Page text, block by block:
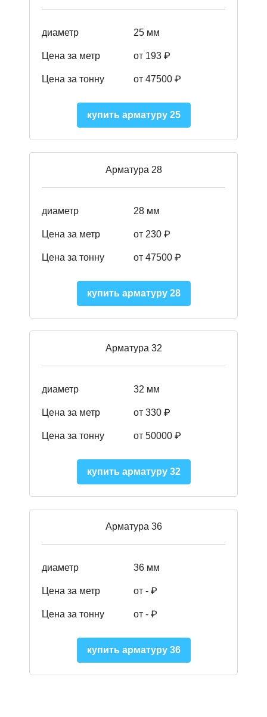
диаметр 25 мм
Цена за метр от 193 ₽
Цена за тонну от 47500 ₽
купить арматуру 25
Арматура 28
диаметр 28 мм
Цена за метр от 230 ₽
Цена за тонну от 47500 ₽
купить арматуру 28
Арматура 32
диаметр 32 мм
Цена за метр от 330 ₽
Цена за тонну от 50000 ₽
купить арматуру 32
Арматура 36
диаметр 36 мм
Цена за метр от - ₽
Цена за тонну от - ₽
купить арматуру 36